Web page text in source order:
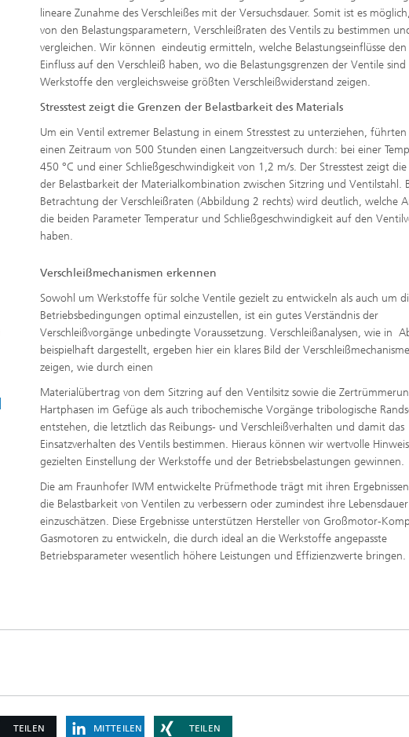
lineare Zunahme des Verschleißes mit der Versuchsdauer. Somit ist es
von den Belastungsparametern, Verschleißraten des Ventils zu bestimmen
vergleichen. Wir können eindeutig ermitteln, welche Belastungseinflüsse den
Einfluss auf den Verschleiß haben, wo die Belastungsgrenzen der Ventile
Werkstoffe den vergleichsweise größten Verschleißwiderstand zeigen.
Stresstest zeigt die Grenzen der Belastbarkeit des Materials
Um ein Ventil extremer Belastung in einem Stresstest zu unterziehen,
einen Zeitraum von 500 Stunden einen Langzeitversuch durch: bei einer
450 °C und einer Schließgeschwindigkeit von 1,2 m/s. Der Stresstest zeigt die
der Belastbarkeit der Materialkombination zwischen Sitzring und Ventilstahl.
Betrachtung der Verschleißraten (Abbildung 2 rechts) wird deutlich, welche
die beiden Parameter Temperatur und Schließgeschwindigkeit auf den
haben.
Verschleißmechanismen erkennen
Sowohl um Werkstoffe für solche Ventile gezielt zu entwickeln als auch um
Betriebsbedingungen optimal einzustellen, ist ein gutes Verständnis der
Verschleißvorgänge unbedingte Voraussetzung. Verschleißanalysen, wie in
beispielhaft dargestellt, ergeben hier ein klares Bild der
zeigen, wie durch einen
Materialübertrag von dem Sitzring auf den Ventilsitz sowie die
Hartphasen im Gefüge als auch tribochemische Vorgänge tribologische
entstehen, die letztlich das Reibungs- und Verschleißverhalten und damit das
Einsatzverhalten des Ventils bestimmen. Hieraus können wir wertvolle
gezielten Einstellung der Werkstoffe und der Betriebsbelastungen gewinnen.
Die am Fraunhofer IWM entwickelte Prüfmethode trägt mit ihren
die Belastbarkeit von Ventilen zu verbessern oder zumindest ihre Lebensdauer
einzuschätzen. Diese Ergebnisse unterstützen Hersteller von Großmotor-
Gasmotoren zu entwickeln, die durch ideal an die Werkstoffe angepasste
Betriebsparameter wesentlich höhere Leistungen und Effizienzwerte bringen.
TEILEN MITTEILEN TEILEN